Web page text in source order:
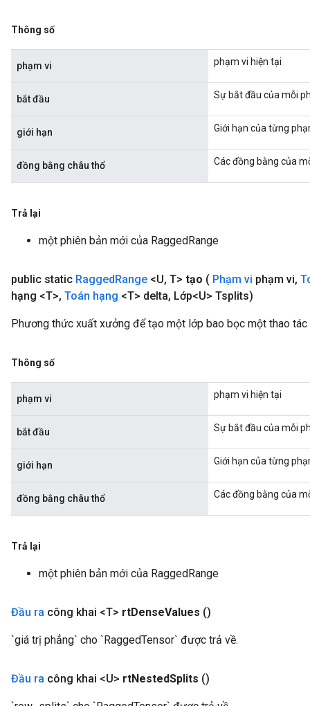
Thông số
phạm vi phạm vi hiện tại
bắt đầu Sự bắt đầu của mỗi
giới hạn Giới hạn của từng
đồng bằng châu thổ Các đồng bằng của
Trả lại
một phiên bản mới của RaggedRange
public static RaggedRange <U, T> tạo ( Phạm vi phạm vi,
hạng <T>, Toán hạng <T> delta, Lớp<U> Tsplits)
Phương thức xuất xưởng để tạo một lớp bao bọc một thao tác
Thông số
phạm vi phạm vi hiện tại
bắt đầu Sự bắt đầu của mỗi
giới hạn Giới hạn của từng
đồng bằng châu thổ Các đồng bằng của
Trả lại
một phiên bản mới của RaggedRange
Đầu ra công khai <T> rtDenseValues ​​()
`giá trị phẳng` cho `RaggedTensor` được trả về.
Đầu ra công khai <U> rtNestedSplits ()